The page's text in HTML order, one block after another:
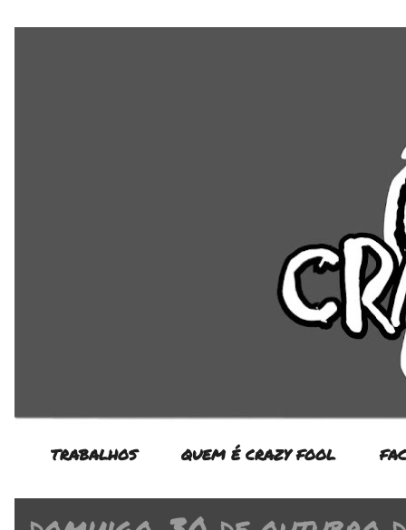
TRABALHOS QUEM É CRAZY FOOL